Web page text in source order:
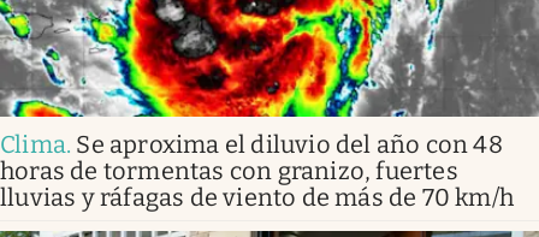
Clima. Se aproxima el diluvio del año con 48
horas de tormentas con granizo, fuertes
lluvias y ráfagas de viento de más de 70 km/h